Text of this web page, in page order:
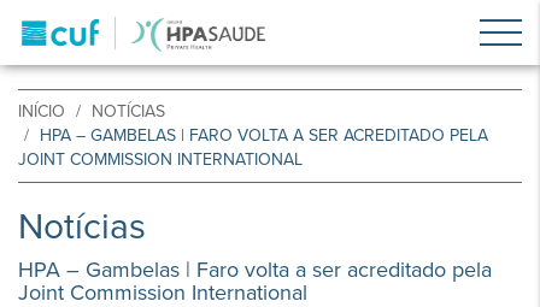
INÍCIO
NOTÍCIAS
HPA – GAMBELAS | FARO VOLTA A SER ACREDITADO PELA
JOINT COMMISSION INTERNATIONAL
Notícias
HPA – Gambelas | Faro volta a ser acreditado pela
Joint Commission International